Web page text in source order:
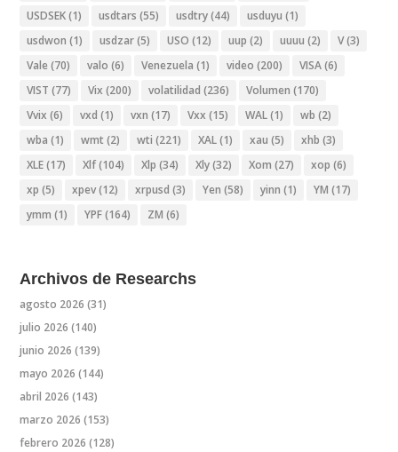
USDSEK(1) usdtars (55) usdtry(44) usduyu (1)
usdwon (1) usdzar(5) USO (12) uup (2) uuuu (2) V(3)
Vale (70) valo (6) Venezuela (1) video (200) VISA(6)
VIST (77) Vix (200) volatilidad (236) Volumen (170)
Vvix (6) vxd (1) vxn (17) Vxx (15) WAL(1) wb (2)
wba (1) wmt (2) wti (221) XAL(1) xau (5) xhb (3)
XLE(17) Xlf(104) Xlp (34) Xly(32) Xom (27) xop (6)
xp (5) xpev(12) xrpusd (3) Yen (58) yinn (1) YM (17)
ymm (1) YPF(164) ZM (6)
Archivos de Researchs
agosto 2026 (31)
julio 2026 (140)
junio 2026 (139)
mayo 2026 (144)
abril 2026 (143)
marzo 2026 (153)
febrero 2026 (128)